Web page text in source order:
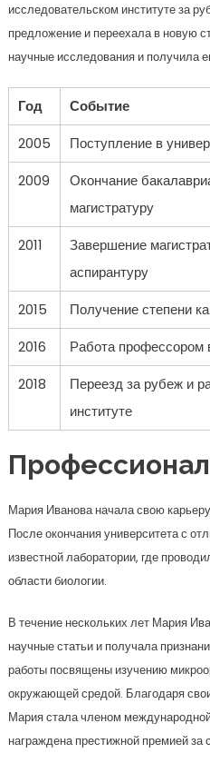
исследовательском институте за
предложение и переехала в новую
научные исследования и получила
Год
Событие
2005
Поступление в
2009
Окончание
магистратуру
2011
Завершение
аспирантуру
2015
Получение степени
2016
Работа профессором
2018
Переезд за рубеж и
институте
Мария Иванова начала свою
После окончания университета с
известной лаборатории, где
области биологии.
В течение нескольких лет Мария
научные статьи и получала
работы посвящены изучению
окружающей средой. Благодаря
Мария стала членом
награждена престижной премией за